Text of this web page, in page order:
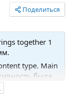
Поделиться
together 1
type. Main
была